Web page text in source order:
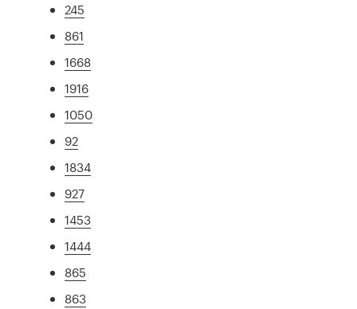
245
861
1668
1916
1050
92
1834
927
1453
1444
865
863